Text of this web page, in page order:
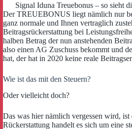
Signal Iduna Treuebonus – so sieht
Der TREUEBONUS liegt nämlich nur
ganz normale und Ihnen vertraglich
Beitragsrückerstattung bei
halben Betrag der nun anstehenden
also einen AG Zuschuss bekommt und
hat, der hat in 2020 keine reale
Wie ist das mit den Steuern?
Oder vielleicht doch?
Das was hier nämlich vergessen wird, ist
Rückerstattung handelt es sich um eine